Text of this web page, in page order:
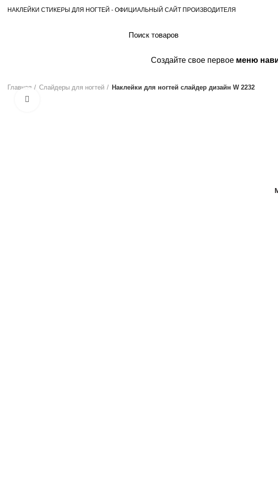
НАКЛЕЙКИ СТИКЕРЫ ДЛЯ НОГТЕЙ - ОФИЦИАЛЬНЫЙ САЙТ ПРОИЗВОДИТЕЛЯ
Создайте свое первое меню
Главная Слайдеры для ногтей Наклейки для ногтей слайдер дизайн W 2232